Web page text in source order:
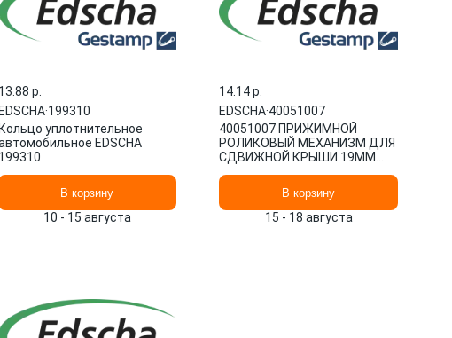
13.88 p.
EDSCHA·199310
Кольцо уплотнительное
EDSCHA
199310
В корзину
10 - 15 августа
14.14 p.
EDSCHA·40051007
40051007 ПРИЖИМНОЙ
РОЛИКОВЫЙ МЕХАНИЗМ ДЛЯ
СДВИЖНОЙ КРЫШИ 19ММ
В корзину
15 - 18 августа